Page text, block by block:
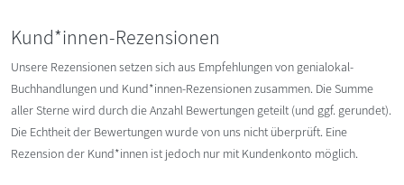
Kund*innen-Rezensionen
Unsere Rezensionen setzen sich aus Empfehlungen von genialokal-
Buchhandlungen und Kund*innen-Rezensionen zusammen. Die Summe
aller Sterne wird durch die Anzahl Bewertungen geteilt (und ggf. gerundet).
Die Echtheit der Bewertungen wurde von uns nicht überprüft. Eine
Rezension der Kund*innen ist jedoch nur mit Kundenkonto möglich.